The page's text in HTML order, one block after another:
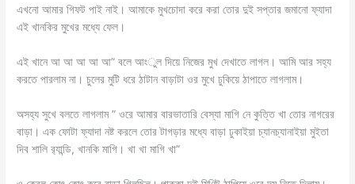
এখনো আমার গিফট পাই নাই। আমাকে মুখচোদা করে করা তোর দুই সপ্তার জমানো ফ্যাদা
এই খানকির মুখের মধ্যে ফেল।
এই খানে আ আ আ আ আ” বলে আংুল দিয়ে নিজের মুখ দেখাতে লাগল। আমি আর সহ্য
করতে পারলাম না। চুলের মুটি ধরে ঠাটান বাড়াটা ওর মুখে ঢুকিয়ে ঠাপাতে লাগলাম।
অসহ্য সুখে বলতে লাগলাম ” ওরে আমার বারভাতারি বেস্যা মাগি নে কুত্তি খা তোর নাগরের
বাড়া। এক ফোটা ফ্যাদা নষ্ট করলে তোর টাগড়ার মধ্যে বাড়া ঢুকাইয়া চ্যানচ্যানাইয়া মুইতা
দিব শালি র‍্যান্ডি, খানকি মাগি। খা খা মাগি খা”